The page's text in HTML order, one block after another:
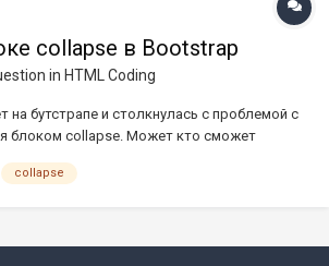
collapse в Bootstrap
in HTML Coding
бутстрапе и столкнулась с проблемой с
блоком collapse. Может кто сможет
отлично работает
collapse